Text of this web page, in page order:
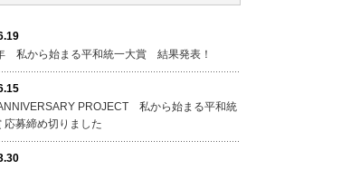
私から始まる平和統一大賞 結果発表！
PROJECT 私から始まる平和統
応募締め切りました